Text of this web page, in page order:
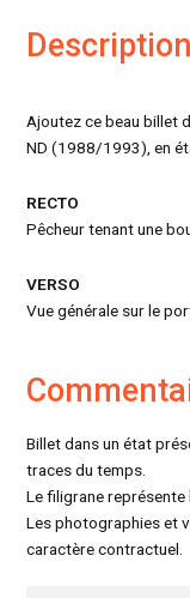
Description
Ajoutez ce beau billet
ND (1988/1993), en
RECTO
Pêcheur tenant une
VERSO
Vue générale sur le
Billet dans un état
traces du temps.
Le filigrane représente
Les photographies et
caractère contractuel.